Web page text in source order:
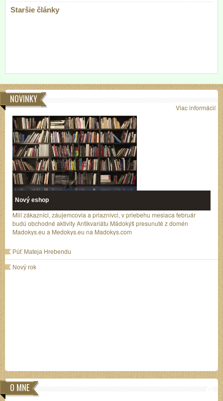
Staršie články
NOVINKY
Nový eshop
Milí zákazníci, záujemcovia a priaznivci, v priebehu mesiaca február
budú obchodné aktivity Antikvariátu Mädokýš presunuté z domén
Madokys.eu a Medokys.eu na Madokys.com
Púť Mateja Hrebendu
Nový rok
Viac informácií
O MNE